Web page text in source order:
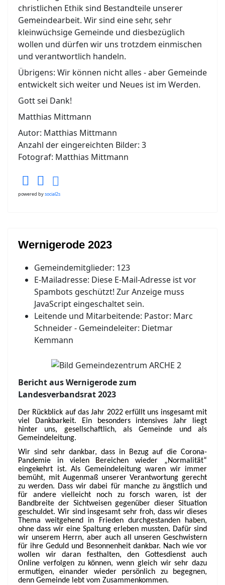
christlichen Ethik sind Bestandteile unserer
Gemeindearbeit. Wir sind eine sehr, sehr
kleinwüchsige Gemeinde und diesbezüglich
wollen und dürfen wir uns trotzdem einmischen
und verantwortlich handeln.
Übrigens: Wir können nicht alles - aber Gemeinde
entwickelt sich weiter und Neues ist im Werden.
Gott sei Dank!
Matthias Mittmann
Autor: Matthias Mittmann
Anzahl der eingereichten Bilder: 3
Fotograf: Matthias Mittmann
powered bysocial2s
Wernigerode 2023
Gemeindemitglieder: 123
E-Mailadresse: Diese E-Mail-Adresse ist vor
Spambots geschützt! Zur Anzeige muss
JavaScript eingeschaltet sein.
Leitende und Mitarbeitende: Pastor: Marc
Schneider - Gemeindeleiter: Dietmar
Kemmann
Bericht aus Wernigerode zum
Landesverbandsrat 2023
Der Rückblick auf das Jahr 2022 erfüllt uns insgesamt mit
viel Dankbarkeit. Ein besonders intensives Jahr liegt
hinter uns, gesellschaftlich, als Gemeinde und als
Gemeindeleitung.
Wir sind sehr dankbar, dass in Bezug auf die Corona-
Pandemie in vielen Bereichen wieder „Normalität“
eingekehrt ist. Als Gemeindeleitung waren wir immer
bemüht, mit Augenmaß unserer Verantwortung gerecht
zu werden. Dass wir dabei für manche zu ängstlich und
für andere vielleicht noch zu forsch waren, ist der
Bandbreite der Sichtweisen gegenüber dieser Situation
geschuldet. Wir sind insgesamt sehr froh, dass wir dieses
Thema weitgehend in Frieden durchgestanden haben,
ohne dass wir eine Spaltung erleben mussten. Dafür sind
wir unserem Herrn, aber auch all unseren Geschwistern
für ihre Geduld und Besonnenheit dankbar. Nach wie vor
wollen wir daran festhalten, den Gottesdienst auch
Online verfolgen zu können, wenn gleich wir sehr dazu
ermutigen, einander wieder persönlich zu begegnen,
denn Gemeinde lebt vom Zusammenkommen.